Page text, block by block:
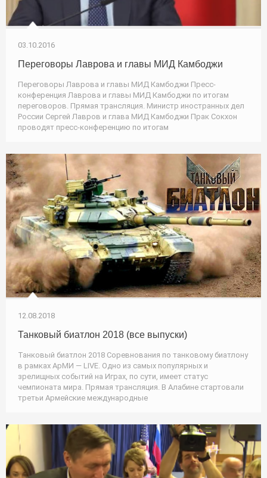
03.10.2016
Переговоры Лаврова и главы МИД Камбоджи
Переговоры Лаврова и главы МИД Камбоджи Пресс-
конференция Лаврова и главы МИД Камбоджи по итогам
переговоров. Прямая трансляция. Министр иностранных дел
России Сергей Лавров и глава МИД Камбоджи Прак Сокхон
проводят пресс-конференцию по итогам
12.08.2018
Танковый биатлон 2018 (все выпуски)
Танковый биатлон 2018 Соревнования по танковому биатлону
в рамках АрМИ — LIVE. Одно из самых популярных и
зрелищных событий на Играх, по сути, имеет статус
чемпионата мира. Прямая трансляция. В Алабине стартовали
третьи Армейские международные